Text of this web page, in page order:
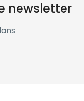
newsletter